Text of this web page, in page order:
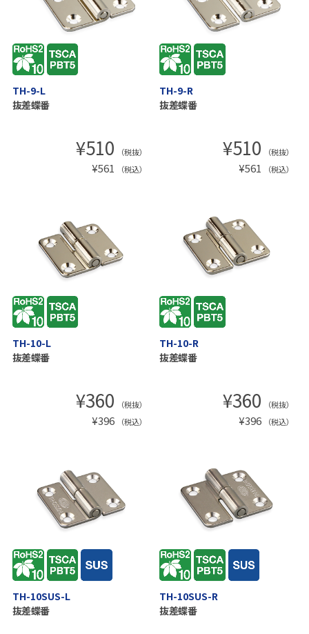
TH-9-L
抜差蝶番
¥510 （税抜）
¥561 （税込）
TH-9-R
抜差蝶番
¥510 （税抜）
¥561 （税込）
TH-10-L
抜差蝶番
¥360 （税抜）
¥396 （税込）
TH-10-R
抜差蝶番
¥360 （税抜）
¥396 （税込）
TH-10SUS-L
抜差蝶番
TH-10SUS-R
抜差蝶番